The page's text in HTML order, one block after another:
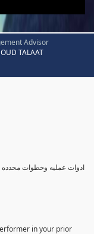
Advisor
TALAAT
in your prior